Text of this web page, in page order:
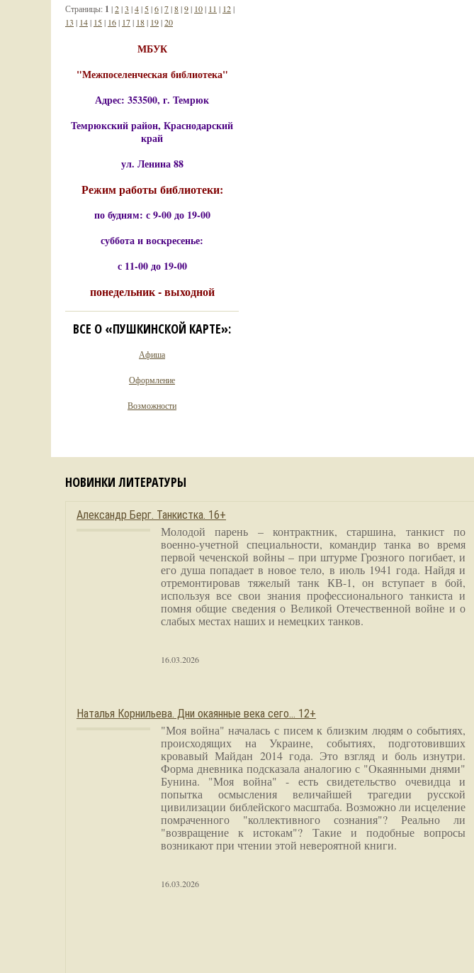
Страницы: 1 |2|3 |4| 5|6|7|8|9| 10| 11 | 12|
13 | 14| 15| 16| 17| 18| 19|20
МБУК
"Межпоселенческая библиотека"
Адрес: 353500, г. Темрюк
Темрюкский район, Краснодарский
край
ул. Ленина 88
Режим работы библиотеки:
по будням: с 9-00 до 19-00
суббота и воскресенье:
с 11-00 до 19-00
понедельник - выходной
ВСЕ О «ПУШКИНСКОЙ КАРТЕ»:
Афиша
Оформление
Возможности
НОВИНКИ ЛИТЕРАТУРЫ
Александр Берг. Танкистка. 16+
Молодой парень – контрактник, старшина, танкист по
военно-учетной специальности, командир танка во время
первой чеченской войны – при штурме Грозного погибает, и
его душа попадает в новое тело, в июль 1941 года. Найдя и
отремонтировав тяжелый танк КВ-1, он вступает в бой,
используя все свои знания профессионального танкиста и
помня общие сведения о Великой Отечественной войне и о
слабых местах наших и немецких танков.
16.03.2026
Наталья Корнильева. Дни окаянные века сего… 12+
"Моя война" началась с писем к близким людям о событиях,
происходящих на Украине, событиях, подготовивших
кровавый Майдан 2014 года. Это взгляд и боль изнутри.
Форма дневника подсказала аналогию с "Окаянными днями"
Бунина. "Моя война" - есть свидетельство очевидца и
попытка осмысления величайшей трагедии русской
цивилизации библейского масштаба. Возможно ли исцеление
помраченного "коллективного сознания"? Реально ли
"возвращение к истокам"? Такие и подобные вопросы
возникают при чтении этой невероятной книги.
16.03.2026